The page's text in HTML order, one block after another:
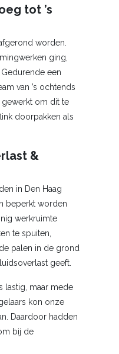
tot ’s
worden.
ging,
een
van ’s ochtends
gewerkt om dit te
doorpakken als
&
in Den Haag
beperkt worden
werkruimte
te spuiten,
palen in de grond
geeft.
lastig, maar mede
kon onze
Daardoor hadden
bij de